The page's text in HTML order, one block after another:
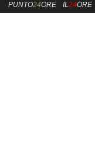
PUNTO24ORE IL24ORE